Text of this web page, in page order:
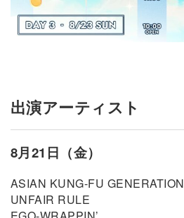
出演アーティスト
8月21日（金）
ASIAN KUNG-FU GENERATION
UNFAIR RULE